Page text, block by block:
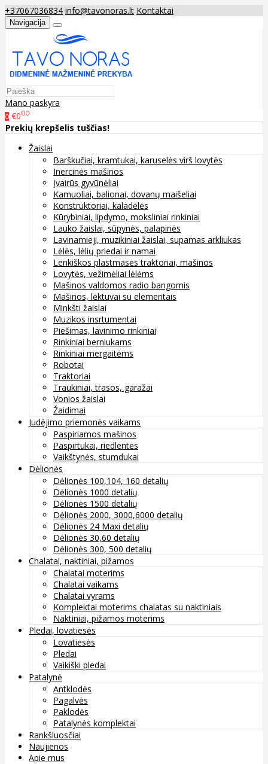
+37067036834 info@tavonoras.lt Kontaktai
Navigacija
Mano paskyra
0 €000
Prekių krepšelis tuščias!
Žaislai
Barškučiai, kramtukai, karuselės virš lovytės
Inercinės mašinos
Įvairūs gyvūnėliai
Kamuoliai, balionai, dovanų maišeliai
Konstruktoriai, kaladėlės
Kūrybiniai, lipdymo, moksliniai rinkiniai
Lauko žaislai, sūpynės, palapinės
Lavinamieji, muzikiniai žaislai, supamas arkliukas
Lėlės, lėlių priedai ir namai
Lenkiškos plastmasės traktoriai, mašinos
Lovytės, vežimėliai lėlėms
Mašinos valdomos radio bangomis
Mašinos, lėktuvai su elementais
Minkšti žaislai
Muzikos insrtumentai
Piešimas, lavinimo rinkiniai
Rinkiniai berniukams
Rinkiniai mergaitėms
Robotai
Traktoriai
Traukiniai, trasos, garažai
Vonios žaislai
Žaidimai
Judėjimo priemonės vaikams
Paspiriamos mašinos
Paspirtukai, riedlentės
Vaikštynės, stumdukai
Dėlionės
Dėlionės 100,104, 160 detalių
Dėlionės 1000 detalių
Dėlionės 1500 detalių
Dėlionės 2000, 3000,6000 detalių
Dėlionės 24 Maxi detalių
Dėlionės 30,60 detalių
Dėlionės 300, 500 detalių
Chalatai, naktiniai, pižamos
Chalatai moterims
Chalatai vaikams
Chalatai vyrams
Komplektai moterims chalatas su naktiniais
Naktiniai, pižamos moterims
Pledai, lovatiesės
Lovatiesės
Pledai
Vaikiški pledai
Patalynė
Antklodės
Pagalvės
Paklodės
Patalynės komplektai
Rankšluosčiai
Naujienos
Apie mus